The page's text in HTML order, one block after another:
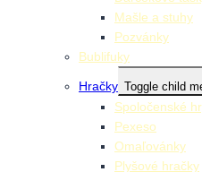
Mašle a stuhy
Pozvánky
Bublifuky
Hračky Toggle child
Spoločenské
Pexeso
Omaľovánky
Plyšové hračky